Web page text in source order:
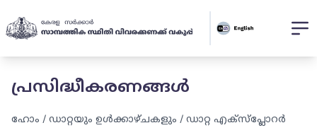
പ്രസിദ്ധീകരണങ്ങൾ
ഹോം / ഡാറ്റയും ഉൾക്കാഴ്ചകളും / ഡാറ്റ എക്സ്പ്ലോറർ